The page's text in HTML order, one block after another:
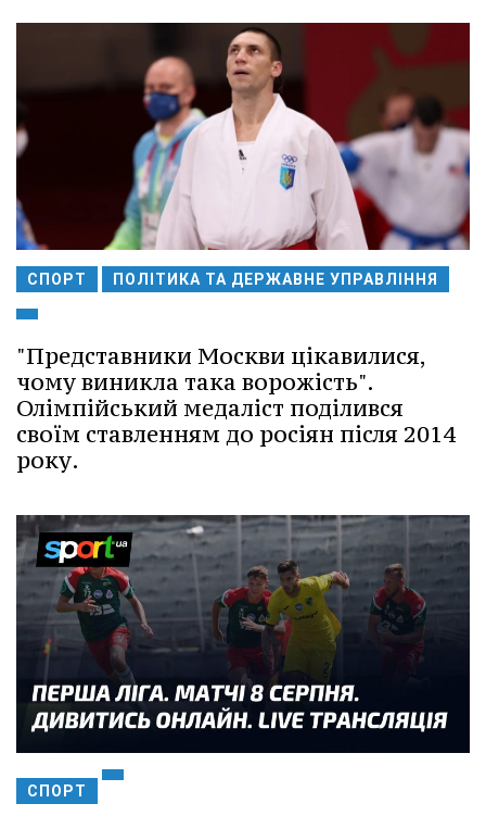
СПОРТ ПОЛІТИКА ТА ДЕРЖАВНЕ УПРАВЛІННЯ
"Представники Москви цікавилися,
чому виникла така ворожість".
Олімпійський медаліст поділився
своїм ставленням до росіян після 2014
року.
СПОРТ